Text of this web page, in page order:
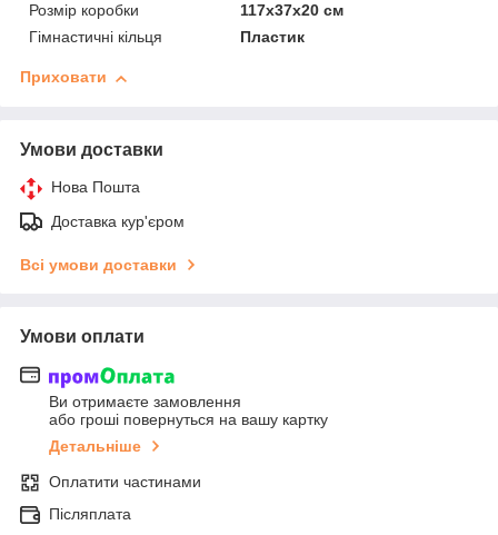
Розмір коробки
117х37х20 см
Гімнастичні кільця
Пластик
Приховати
Умови доставки
Нова Пошта
Доставка кур'єром
Всі умови доставки
Умови оплати
Ви отримаєте замовлення
або гроші повернуться на вашу картку
Детальніше
Оплатити частинами
Післяплата